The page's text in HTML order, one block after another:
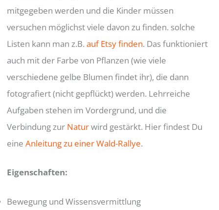
mitgegeben werden und die Kinder müssen
versuchen möglichst viele davon zu finden. solche
Listen kann man z.B.auf Etsy finden. Das funktioniert
auch mit der Farbe von Pflanzen (wie viele
verschiedene gelbe Blumen findet ihr), die dann
fotografiert (nicht gepflückt) werden. Lehrreiche
Aufgaben stehen im Vordergrund, und die
Verbindung zur Naturwird gestärkt. Hier findest Du
eineAnleitung zu einer Wald-Rallye.
Eigenschaften:
Bewegung und Wissensvermittlung